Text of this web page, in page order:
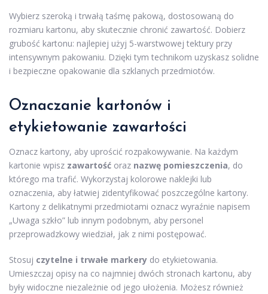
Wybierz szeroką i trwałą taśmę pakową, dostosowaną do
rozmiaru kartonu, aby skutecznie chronić zawartość. Dobierz
grubość kartonu: najlepiej użyj 5-warstwowej tektury przy
intensywnym pakowaniu. Dzięki tym technikom uzyskasz solidne
i bezpieczne opakowanie dla szklanych przedmiotów.
Oznaczanie kartonów i
etykietowanie zawartości
Oznacz kartony, aby uprościć rozpakowywanie. Na każdym
kartonie wpisz zawartość oraz nazwę pomieszczenia, do
którego ma trafić. Wykorzystaj kolorowe naklejki lub
oznaczenia, aby łatwiej zidentyfikować poszczególne kartony.
Kartony z delikatnymi przedmiotami oznacz wyraźnie napisem
„Uwaga szkło” lub innym podobnym, aby personel
przeprowadzkowy wiedział, jak z nimi postępować.
Stosuj czytelne i trwałe markery do etykietowania.
Umieszczaj opisy na co najmniej dwóch stronach kartonu, aby
były widoczne niezależnie od jego ułożenia. Możesz również